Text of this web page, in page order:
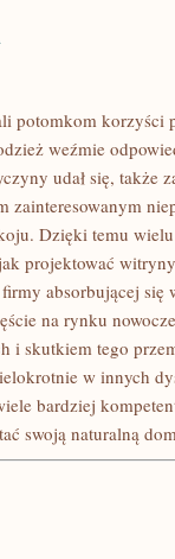
korzyści
weźmie
udał się, także
Dzięki temu
projektować
absorbującej się
na rynku
i skutkiem tego
w innych
bardziej
swoją naturalną